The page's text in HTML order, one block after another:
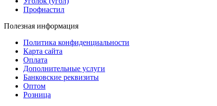
Профнастил
Полезная информация
Политика конфиденциальности
Карта сайта
Оплата
Дополнительные услуги
Банковские реквизиты
Оптом
Розница